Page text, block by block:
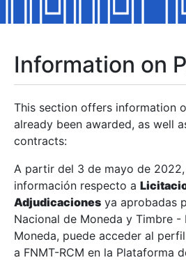
Show/Hide
Show/Hide
Show/Hide
Information on
This section offers information
already been awarded, as well
contracts:
A partir del 3 de mayo de
información respecto a
Adjudicaciones ya aprobadas
Nacional de Moneda y Timbre -
Moneda, puede acceder al
a FNMT-RCM en la Plataforma